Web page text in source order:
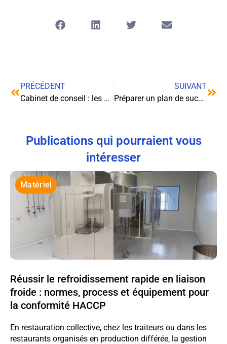
PRÉCÉDENT
Cabinet de conseil : les nouvelles tendances qui redéfinissent le métier de consultant
SUIVANT
Préparer un plan de succession managérial
Publications qui pourraient vous
intéresser
Matériel
Réussir le refroidissement rapide en liaison
froide : normes, process et équipement pour
la conformité HACCP
En restauration collective, chez les traiteurs ou dans les
restaurants organisés en production différée, la gestion